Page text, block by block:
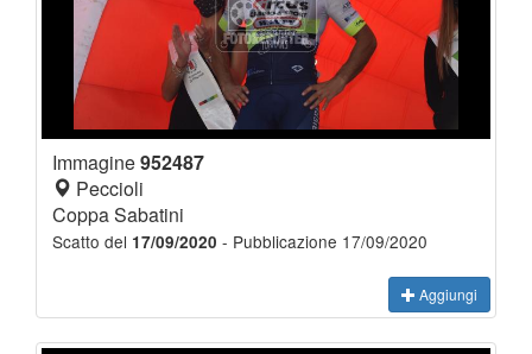
Immagine952487
Peccioli
Coppa Sabatini
Scatto del 17/09/2020 - Pubblicazione 17/09/2020
Aggiungi